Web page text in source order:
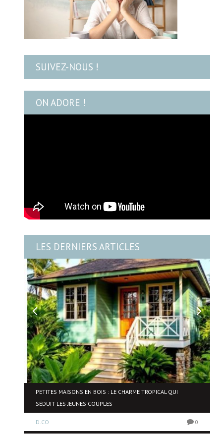
SUIVEZ-NOUS !
ON ADORE !
LES DERNIERS ARTICLES
PETITES MAISONS EN BOIS : LE CHARME TROPICAL QUI
SÉDUIT LES JEUNES COUPLES
D.CO 0